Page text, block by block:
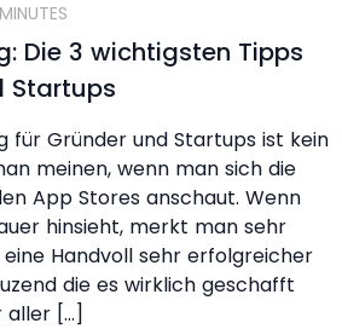
Die 3 wichtigsten Tipps
Startups
für Gründer und Startups ist kein
meinen, wenn man sich die
App Stores anschaut. Wenn
hinsieht, merkt man sehr
Handvoll sehr erfolgreicher
die es wirklich geschafft
aller […]